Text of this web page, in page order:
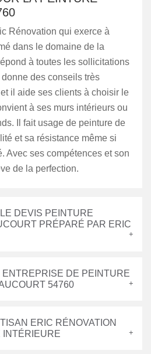
Rénovation qui exerce à
dans le domaine de la
à toutes les sollicitations
des conseils très
il aide ses clients à choisir le
à ses murs intérieurs ou
Il fait usage de peinture de
et sa résistance même si
Avec ses compétences et son
de la perfection.
DEVIS PEINTURE
PRÉPARÉ PAR ERIC
ENTREPRISE DE PEINTURE
54760
ERIC RÉNOVATION
INTÉRIEURE